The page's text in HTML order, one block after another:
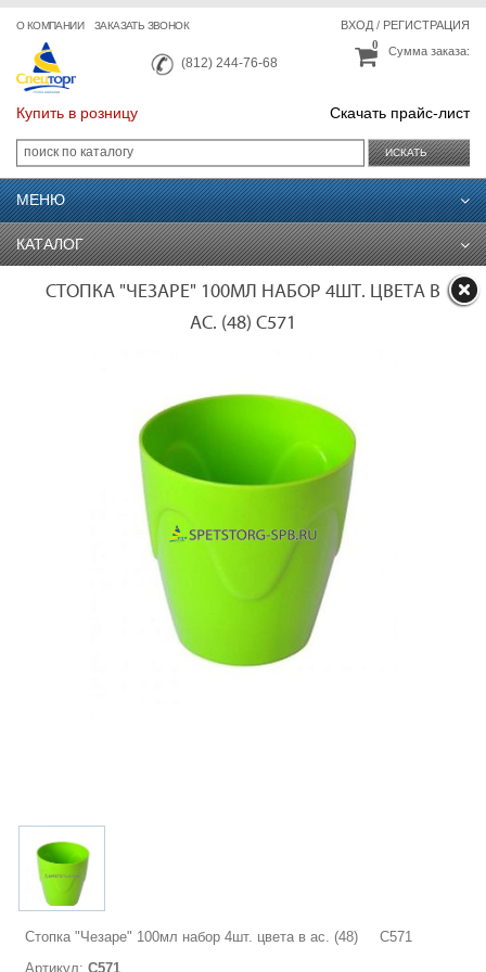
О КОМПАНИИ ЗАКАЗАТЬ ЗВОНОК
(812) 244-76-68
ВХОД/ РЕГИСТРАЦИЯ
Сумма заказа:
0
Купить в розницу Скачать прайс-лист
ИСКАТЬ
МЕНЮ
КАТАЛОГ
СТОПКА "ЧЕЗАРЕ" 100МЛ НАБОР 4ШТ. ЦВЕТА В
АС. (48) С571
Стопка "Чезаре" 100мл набор 4шт. цвета в ас. (48) С571
Артикул:С571